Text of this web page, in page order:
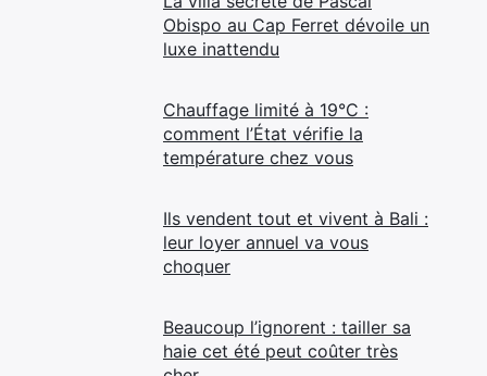
Obispo au Cap Ferret dévoile un
luxe inattendu
Chauffage limité à 19°C :
comment l’État vérifie la
température chez vous
Ils vendent tout et vivent à Bali :
leur loyer annuel va vous
choquer
Beaucoup l’ignorent : tailler sa
haie cet été peut coûter très